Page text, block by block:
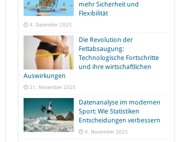
mehr Sicherheit und
Flexibilität
4. Dezember 2025
Die Revolution der
Fettabsaugung:
Technologische Fortschritte
und ihre wirtschaftlichen
Auswirkungen
21. November 2025
Datenanalyse im modernen
Sport: Wie Statistiken
Entscheidungen verbessern
9. November 2025